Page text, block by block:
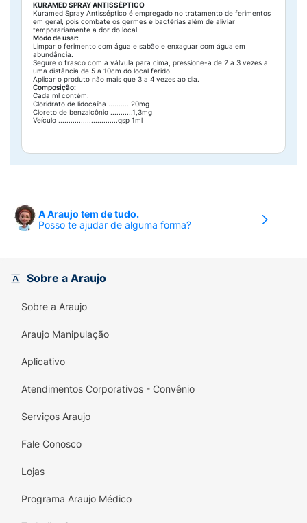
KURAMED SPRAY ANTISSÉPTICO
Kuramed Spray Antisséptico é empregado no tratamento de ferimentos
em geral, pois combate os germes e bactérias além de aliviar
temporariamente a dor do local.
Modo de usar:
Limpar o ferimento com água e sabão e enxaguar com água em
abundância.
Segure o frasco com a válvula para cima, pressione-a de 2 a 3 vezes a
uma distância de 5 a 10cm do local ferido.
Aplicar o produto não mais que 3 a 4 vezes ao dia.
Composição:
Cada ml contém:
Cloridrato de lidocaína ...........20mg
Cloreto de benzalcônio ...........1,3mg
Veículo .............................qsp 1ml
A Araujo tem de tudo.
Posso te ajudar de alguma forma?
Sobre a Araujo
Sobre a Araujo
Araujo Manipulação
Aplicativo
Atendimentos Corporativos - Convênio
Serviços Araujo
Fale Conosco
Lojas
Programa Araujo Médico